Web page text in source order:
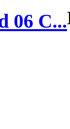
06 C...